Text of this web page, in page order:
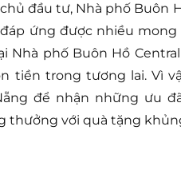
đầu tư, Nhà phố Buôn
ứng được nhiều
Nhà phố Buôn Hồ
tiền trong tương lai. Vì
để nhận những ưu
thưởng với quà tặng